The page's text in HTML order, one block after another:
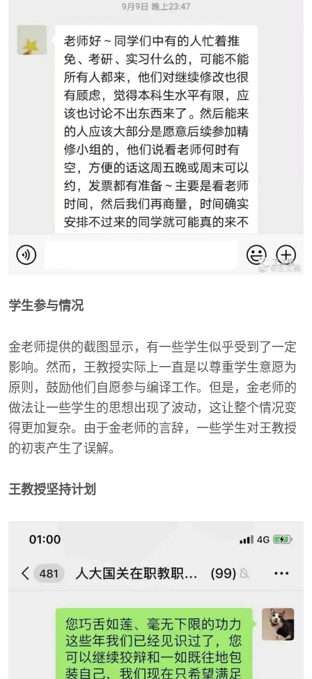
学生参与情况
金老师提供的截图显示，有一些学生似乎受到了一定
影响。然而，王教授实际上一直是以尊重学生意愿为
原则，鼓励他们自愿参与编译工作。但是，金老师的
做法让一些学生的思想出现了波动，这让整个情况变
得更加复杂。由于金老师的言辞，一些学生对王教授
的初衷产生了误解。
王教授坚持计划